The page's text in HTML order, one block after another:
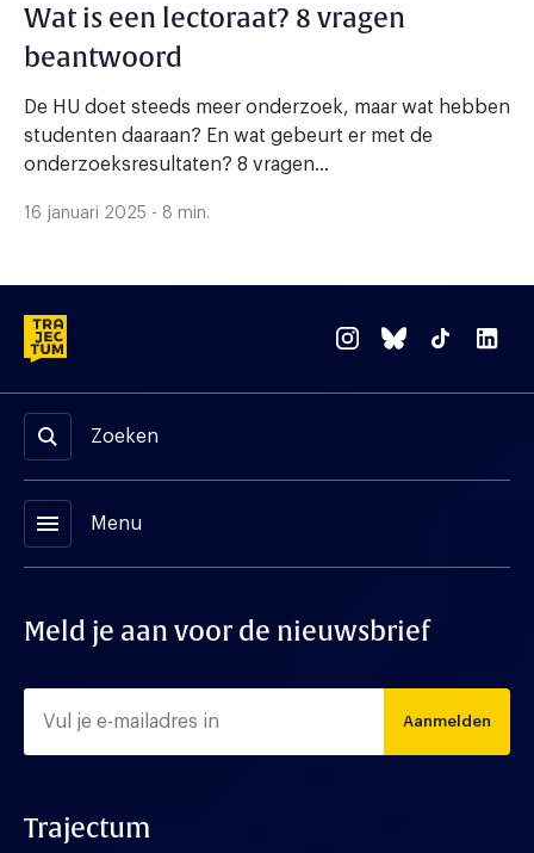
Wat is een lectoraat? 8 vragen
beantwoord
De HU doet steeds meer onderzoek, maar wat hebben
studenten daaraan? En wat gebeurt er met de
onderzoeksresultaten? 8 vragen...
16 januari 2025 - 8 min.
Zoeken
menu Menu
Meld je aan voor de nieuwsbrief
Aanmelden
Trajectum